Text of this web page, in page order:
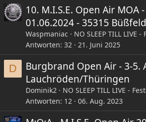
:
10. M.I.S.E. Open Air MOA
01.06.2024 - 35315 Büßfeld
Waspmaniac
NO SLEEP TILL LIVE
Antworten 32 21. Juni 2025
D
Burgbrand Open Air - 3-5.
Lauchröden/Thüringen
Dominik2
NO SLEEP TILL LIVE -
Antworten 12 06. Aug. 2023